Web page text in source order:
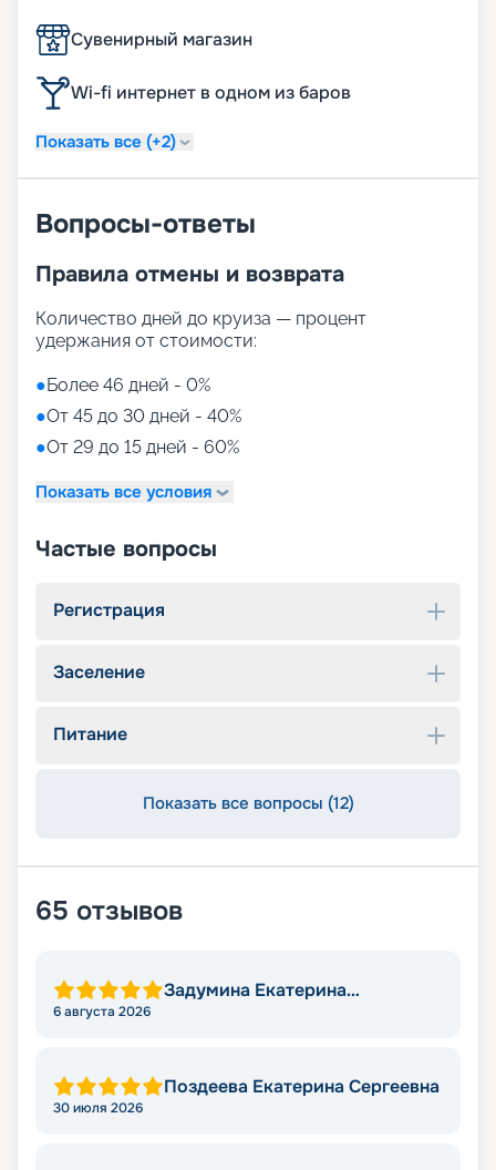
Сувенирный магазин
Wi-fi интернет в одном из баров
Показать все (+2)
Вопросы-ответы
Правила отмены и возврата
Количество дней до круиза — процент
удержания от стоимости:
●Более 46 дней - 0%
●От 45 до 30 дней - 40%
●От 29 до 15 дней - 60%
Показать все условия
Частые вопросы
Регистрация
Заселение
Питание
Показать все вопросы (12)
65 отзывов
Задумина Екатерина
6 августа 2026
Поздеева Екатерина Сергеевна
30 июля 2026